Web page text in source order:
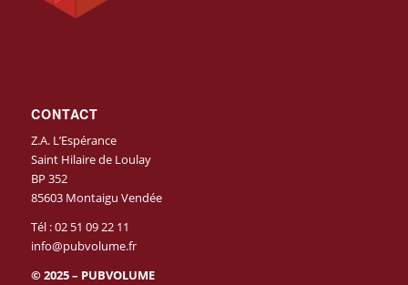
CONTACT
Z.A. L’Espérance
Saint Hilaire de Loulay
BP 352
85603 Montaigu Vendée
Tél :02 51 09 22 11
info@pubvolume.fr
© 2025 – PUBVOLUME